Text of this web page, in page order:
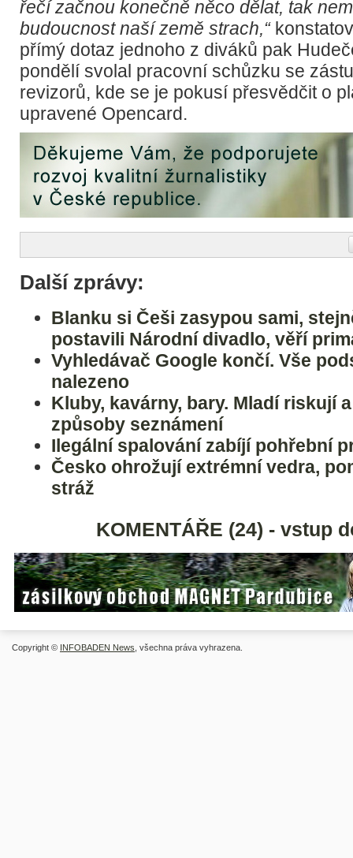
řečí začnou konečně něco dělat, tak
budoucnost naší země strach,“
přímý dotaz jednoho z diváků pak
pondělí svolal pracovní schůzku se
revizorů, kde se je pokusí přesvědčit o
upravené Opencard.
Další zprávy:
Blanku si Češi zasypou sami,
postavili Národní divadlo, věří
Vyhledávač Google končí. Vše
nalezeno
Kluby, kavárny, bary. Mladí riskují
způsoby seznámení
Ilegální spalování zabíjí pohřební
Česko ohrožují extrémní vedra,
stráž
KOMENTÁŘE (24) - vstup
Copyright © INFOBADEN News , všechna práva vyhrazena.